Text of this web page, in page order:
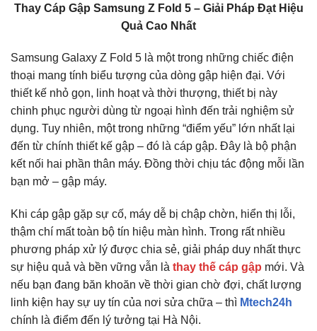
Thay Cáp Gập Samsung Z Fold 5 – Giải Pháp Đạt Hiệu
Quả Cao Nhất
Samsung Galaxy Z Fold 5 là một trong những chiếc điện
thoại mang tính biểu tượng của dòng gập hiện đại. Với
thiết kế nhỏ gọn, linh hoạt và thời thượng, thiết bị này
chinh phục người dùng từ ngoại hình đến trải nghiệm sử
dụng. Tuy nhiên, một trong những “điểm yếu” lớn nhất lại
đến từ chính thiết kế gập – đó là cáp gập. Đây là bộ phận
kết nối hai phần thân máy. Đồng thời chịu tác động mỗi lần
bạn mở – gập máy.
Khi cáp gập gặp sự cố, máy dễ bị chập chờn, hiển thị lỗi,
thậm chí mất toàn bộ tín hiệu màn hình. Trong rất nhiều
phương pháp xử lý được chia sẻ, giải pháp duy nhất thực
sự hiệu quả và bền vững vẫn là thay thế cáp gập mới. Và
nếu bạn đang băn khoăn về thời gian chờ đợi, chất lượng
linh kiện hay sự uy tín của nơi sửa chữa – thì Mtech24h
chính là điểm đến lý tưởng tại Hà Nội.